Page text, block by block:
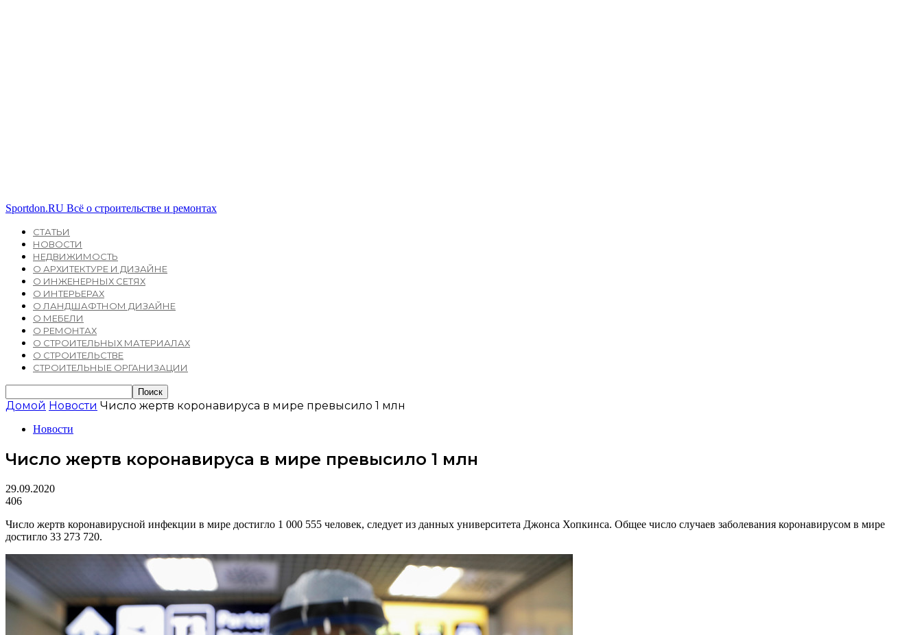
Sportdon.RU Всё о строительстве и ремонтах
СТАТЬИ
НОВОСТИ
НЕДВИЖИМОСТЬ
О АРХИТЕКТУРЕ И ДИЗАЙНЕ
О ИНЖЕНЕРНЫХ СЕТЯХ
О ИНТЕРЬЕРАХ
О ЛАНДШАФТНОМ ДИЗАЙНЕ
О МЕБЕЛИ
О РЕМОНТАХ
О СТРОИТЕЛЬНЫХ МАТЕРИАЛАХ
О СТРОИТЕЛЬСТВЕ
СТРОИТЕЛЬНЫЕ ОРГАНИЗАЦИИ
Домой Новости Число жертв коронавируса в мире превысило 1 млн
Новости
Число жертв коронавируса в мире превысило 1 млн
29.09.2020
406
Число жертв коронавирусной инфекции в мире достигло 1 000 555 человек, следует из данных университета Джонса Хопкинса. Общее число случаев заболевания коронавирусом в мире
достигло 33 273 720.